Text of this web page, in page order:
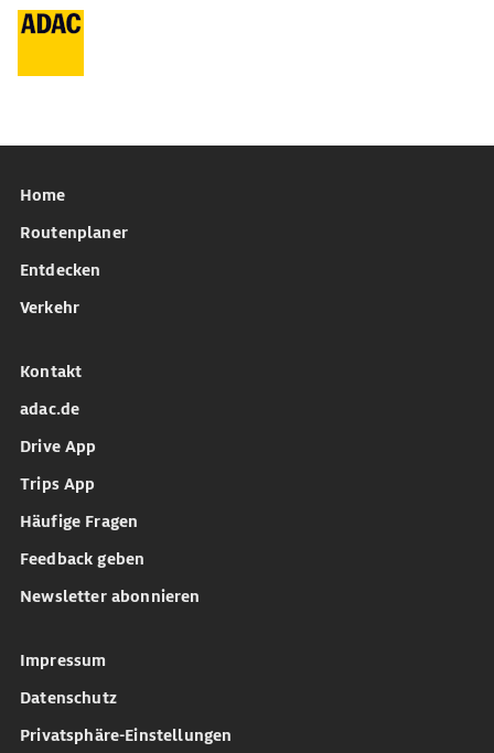
Home
Routenplaner
Entdecken
Verkehr
Kontakt
adac.de
Drive App
Trips App
Häufige Fragen
Feedback geben
Newsletter abonnieren
Impressum
Datenschutz
Privatsphäre-Einstellungen